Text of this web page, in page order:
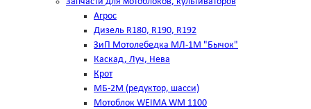
Агрос
Дизель R180, R190, R192
ЗиП Мотолебедка МЛ-1М "Бычок"
Каскад, Луч, Нева
Крот
МБ-2М (редуктор, шасси)
Мотоблок WEIMA WM 1100